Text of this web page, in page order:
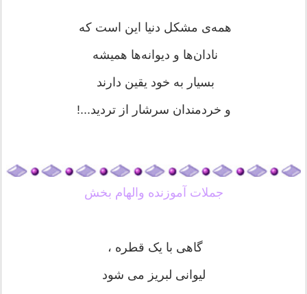
همه‌ی مشکل دنیا این است که
نادان‌ها و دیوانه‌ها همیشه
بسیار به خود یقین دارند
و خردمندان سرشار از تردید...!
جملات آموزنده والهام بخش
گاهی با یک قطره ،
لیوانی لبریز می شود